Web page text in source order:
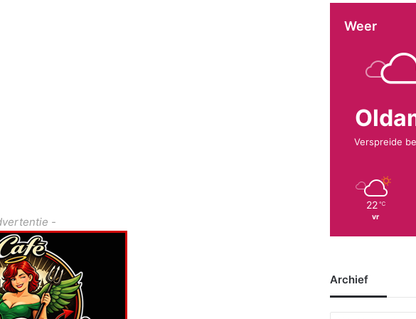
-
Weer
Verspreide
22 ℃
vr
Archief